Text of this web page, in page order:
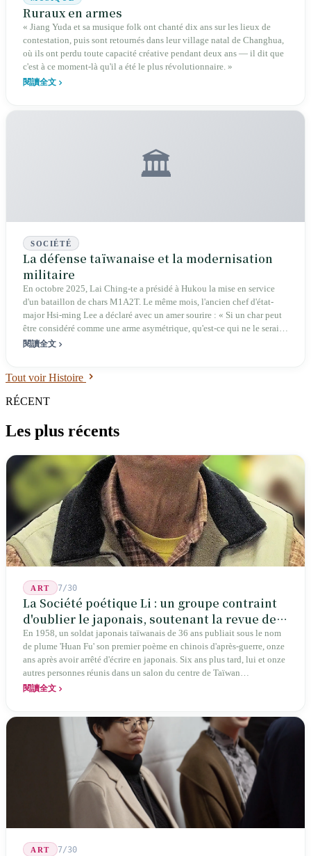
depuis 1921.
Ruraux en armes
« Jiang Yuda et sa musique folk ont chanté dix ans sur les lieux de
contestation, puis sont retournés dans leur village natal de Changhua,
où ils ont perdu toute capacité créative pendant deux ans — il dit que
c'est à ce moment-là qu'il a été le plus révolutionnaire. »
閱讀全文
🏛️
SOCIÉTÉ
La défense taïwanaise et la modernisation
militaire
En octobre 2025, Lai Ching-te a présidé à Hukou la mise en service
d'un bataillon de chars M1A2T. Le même mois, l'ancien chef d'état-
major Hsi-ming Lee a déclaré avec un amer sourire : « Si un char peut
être considéré comme une arme asymétrique, qu'est-ce qui ne le serait
pas ? » C'est l'histoire d'une île tiraillée entre deux logiques de
閱讀全文
Tout voir Histoire
RÉCENT
Les plus récents
ART 7/30
La Société poétique Li : un groupe contraint
d'oublier le japonais, soutenant la revue de
poésie chinoise la plus ancienne de Taïwan
En 1958, un soldat japonais taïwanais de 36 ans publiait sous le nom
de plume 'Huan Fu' son premier poème en chinois d'après-guerre, onze
ans après avoir arrêté d'écrire en japonais. Six ans plus tard, lui et onze
autres personnes réunis dans un salon du centre de Taïwan
transformaient cette expérience de mutisme générationnel en une
jusqu'aux manuels scolaires du collège.
閱讀全文
ART 7/30